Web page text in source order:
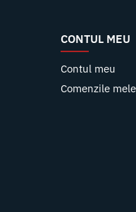
CONTUL MEU
Contul meu
Comenzile mele